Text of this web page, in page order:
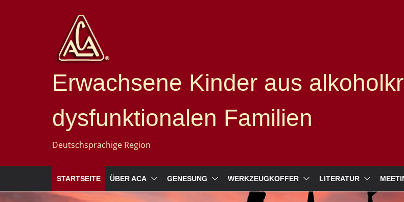
Erwachsene Kinder aus
dysfunktionalen Familien
Deutschsprachige Region
STARTSEITE ÜBER ACA GENESUNG WERKZEUGKOFFER LITERATUR